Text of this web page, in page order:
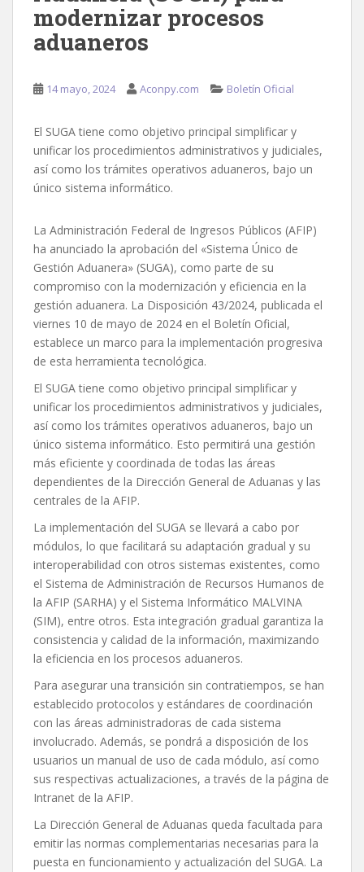
modernizar procesos
aduaneros
14 mayo, 2024 Aconpy.com Boletín Oficial
El SUGA tiene como objetivo principal simplificar y
unificar los procedimientos administrativos y judiciales,
así como los trámites operativos aduaneros, bajo un
único sistema informático.
La Administración Federal de Ingresos Públicos (AFIP)
ha anunciado la aprobación del «Sistema Único de
Gestión Aduanera» (SUGA), como parte de su
compromiso con la modernización y eficiencia en la
gestión aduanera. La Disposición 43/2024, publicada el
viernes 10 de mayo de 2024 en el Boletín Oficial,
establece un marco para la implementación progresiva
de esta herramienta tecnológica.
El SUGA tiene como objetivo principal simplificar y
unificar los procedimientos administrativos y judiciales,
así como los trámites operativos aduaneros, bajo un
único sistema informático. Esto permitirá una gestión
más eficiente y coordinada de todas las áreas
dependientes de la Dirección General de Aduanas y las
centrales de la AFIP.
La implementación del SUGA se llevará a cabo por
módulos, lo que facilitará su adaptación gradual y su
interoperabilidad con otros sistemas existentes, como
el Sistema de Administración de Recursos Humanos de
la AFIP (SARHA) y el Sistema Informático MALVINA
(SIM), entre otros. Esta integración gradual garantiza la
consistencia y calidad de la información, maximizando
la eficiencia en los procesos aduaneros.
Para asegurar una transición sin contratiempos, se han
establecido protocolos y estándares de coordinación
con las áreas administradoras de cada sistema
involucrado. Además, se pondrá a disposición de los
usuarios un manual de uso de cada módulo, así como
sus respectivas actualizaciones, a través de la página de
Intranet de la AFIP.
La Dirección General de Aduanas queda facultada para
emitir las normas complementarias necesarias para la
puesta en funcionamiento y actualización del SUGA. La